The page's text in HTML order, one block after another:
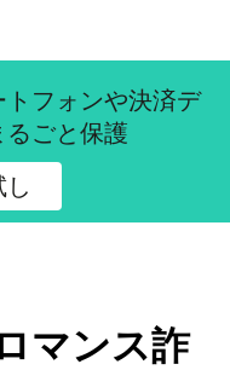
キー公式ブログ
フォンや決済デ
ごと保護
マンス詐